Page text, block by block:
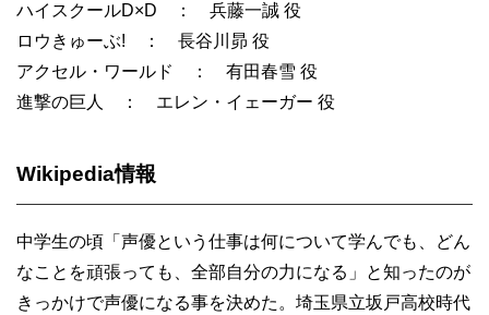
ハイスクールD×D ： 兵藤一誠 役
ロウきゅーぶ! ： 長谷川昴 役
アクセル・ワールド ： 有田春雪 役
進撃の巨人 ： エレン・イェーガー 役
Wikipedia情報
中学生の頃「声優という仕事は何について学んでも、どん
なことを頑張っても、全部自分の力になる」と知ったのが
きっかけで声優になる事を決めた。埼玉県立坂戸高校時代